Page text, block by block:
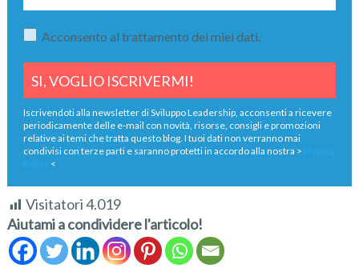
Acconsento al trattamento dei miei dati.
Iscrivendoti alla newsletter di Sviluppo Leadership, acconsenti a ricevere
periodicamente delle e-mail con novità, risorse, consigli e promozioni
relative ai temi che tratta questo blog. I tuoi dati non verranno mai
condivisi con terze parti e saranno protetti in accordo alla nostra > Privacy
Policy
<
Visitatori4.019
Aiutami a condividere l'articolo!